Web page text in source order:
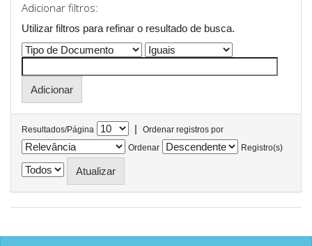
Adicionar filtros:
Utilizar filtros para refinar o resultado de busca.
Resultados/Página |
Ordenar registros por
Ordenar
Registro(s)